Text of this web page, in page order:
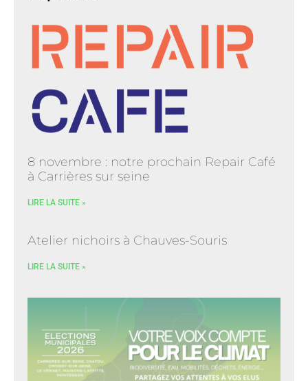
8 novembre : notre prochain Repair Café
à Carrières sur seine
LIRE LA SUITE »
Atelier nichoirs à Chauves-Souris
LIRE LA SUITE »